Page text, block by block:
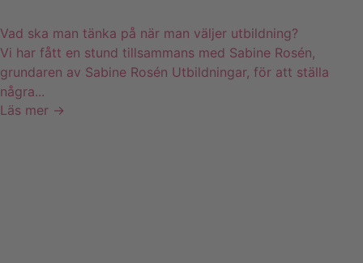
Vad ska man tänka på när man väljer utbildning?
Vi har fått en stund tillsammans med Sabine Rosén,
grundaren av Sabine Rosén Utbildningar, för att ställa
några...
Läs mer →